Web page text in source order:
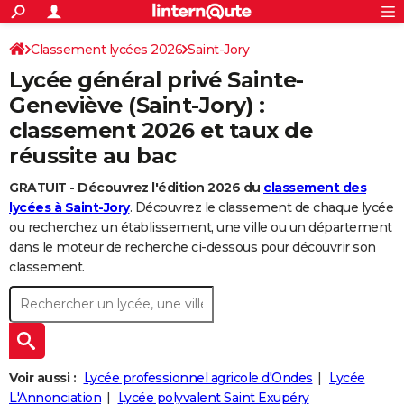
ACTUALITÉS
Politique
Société
Faits Divers
Education
Monde
Villes
+
SPORT
Coupe du monde 2026
Football
Tennis
Cyclisme
Rugby
Forum
CULTURE
Programme TV
TNT
Streaming
Cinéma
Sorties cinéma
Musique
+
FINANCE
Retraite
Impôts
Epargne
Immobilier
Risques naturels par ville
Banque
Assurance
Crédit
AUTO
Essais
Réserver un essai
Citadines
Berlines
SUV
Forum auto
HIGH-TECH
BRICOLAGE
Forum
Aménagement intérieur
Extérieur
Cuisine
Salle de bains
Jardinage
Rangement
+
Guides de France
Escapades
Patrimoine
Expositions
Musées
Week-end nature
Art de vivre
Bien-être
Loisirs
Mode
Modes de vie
SANTE
Alimentation
Guide de la santé
Maladies
Médicaments
Sommeil
VOYAGE
S'inscrire
Connexion
Classement lycées 2026 Saint-Jory
Lycée général privé Sainte-
Geneviève (Saint-Jory) :
classement 2026 et taux de
réussite au bac
GRATUIT - Découvrez l'édition 2026 du classement des
lycées à Saint-Jory. Découvrez le classement de chaque lycée
ou recherchez un établissement, une ville ou un département
dans le moteur de recherche ci-dessous pour découvrir son
classement.
Voir aussi : Lycée professionnel agricole d'Ondes
Lycée
L'Annonciation
Lycée polyvalent Saint Exupéry